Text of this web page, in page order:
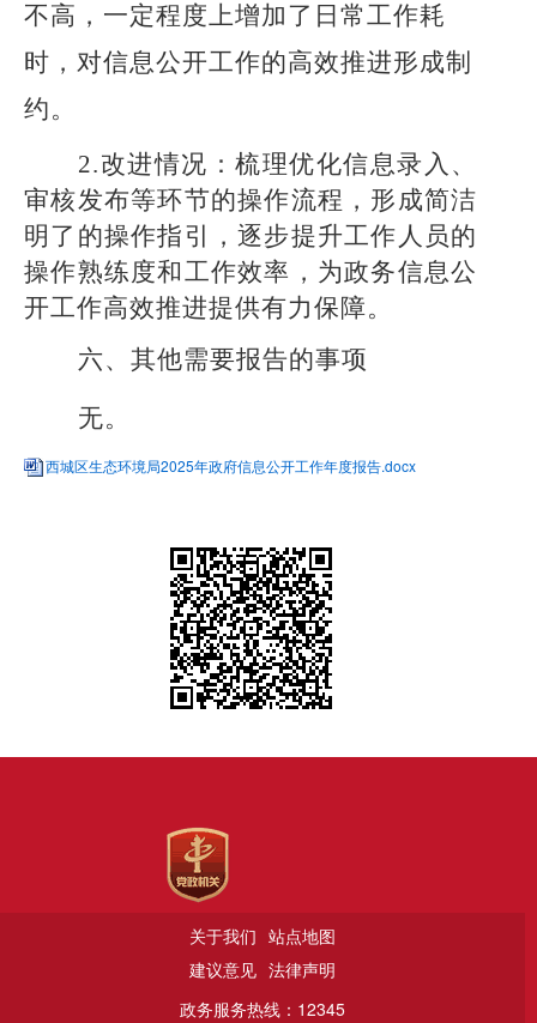
不高，一定程度上增加了日常工作耗
时，对信息公开工作的高效推进形成制
约。
2.改进情况：梳理优化信息录入、
审核发布等环节的操作流程，形成简洁
明了的操作指引，逐步提升工作人员的
操作熟练度和工作效率，为政务信息公
开工作高效推进提供有力保障。
六、其他需要报告的事项
无。
西城区生态环境局2025年政府信息公开工作年度报告.docx
关于我们 站点地图
建议意见 法律声明
政务服务热线：12345